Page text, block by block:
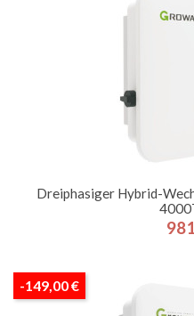
Dreiphasiger Hybrid-
-149,00 €